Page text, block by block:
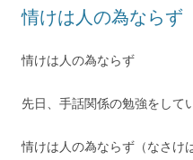
情けは人の為ならず
情けは人の為ならず
先日、手話関係の勉強をして
情けは人の為ならず（なさけ